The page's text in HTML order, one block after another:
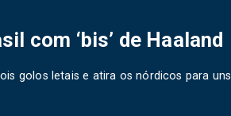
com ‘bis’ de Haaland
golos letais e atira os nórdicos para uns